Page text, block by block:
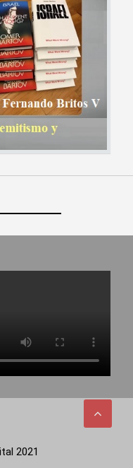
2021